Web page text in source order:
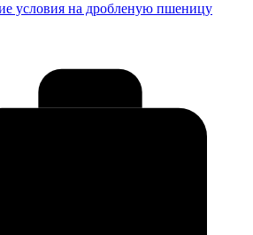
условия на дробленую пшеницу